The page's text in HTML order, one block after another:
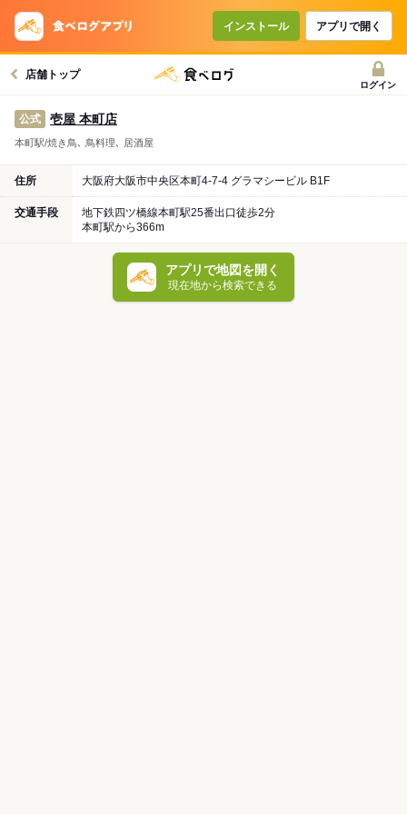
インストール アプリで開く
店舗トップ
ログイン
公式 壱屋 本町店
本町駅/焼き鳥､ 鳥料理､ 居酒屋
住所 大阪府大阪市中央区本町4-7-4 グラマシービル B1F
交通手段
地下鉄四ツ橋線本町駅25番出口徒歩2分
本町駅から366m
アプリで地図を開く
現在地から検索できる